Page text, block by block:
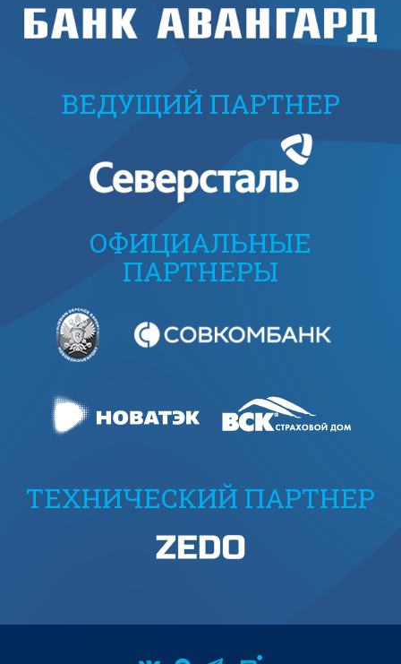
ВЕДУЩИЙ ПАРТНЕР
ОФИЦИАЛЬНЫЕ
ПАРТНЕРЫ
ТЕХНИЧЕСКИЙ ПАРТНЕР